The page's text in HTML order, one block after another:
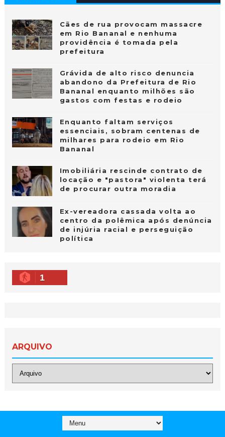
Cães de rua provocam massacre
em Rio Bananal e nenhuma
providência é tomada pela
prefeitura
Grávida de alto risco denuncia
abandono da Prefeitura de Rio
Bananal enquanto milhões são
gastos com festas e rodeio
Enquanto faltam serviços
essenciais, sobram centenas de
milhares para rodeio em Rio
Bananal
Imobiliária rescinde contrato de
locação e "pastora" violenta terá
de procurar outra moradia
Ex-vereadora cassada volta ao
centro da polêmica após denúncia
de injúria racial e perseguição
política
1
ARQUIVO